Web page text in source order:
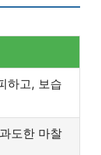
하고, 보습
도한 마찰